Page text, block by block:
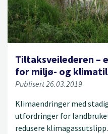
Tiltaksveilederen –
for miljø- og
Publisert 26.03.2019
Klimaendringer med
utfordringer for
redusere